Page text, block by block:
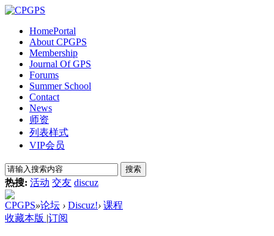
HomePortal
About CPGPS
Membership
Journal Of GPS
Forums
Summer School
Contact
News
师资
列表样式
VIP会员
搜索
热搜: 活动 交友 discuz
CPGPS»论坛 › Discuz!› 课程
收藏本版 |订阅